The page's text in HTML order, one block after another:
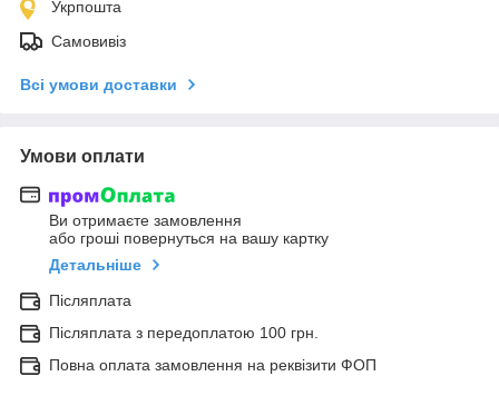
Укрпошта
Самовивіз
Всі умови доставки
Умови оплати
Ви отримаєте замовлення
або гроші повернуться на вашу картку
Детальніше
Післяплата
Післяплата з передоплатою 100 грн.
Повна оплата замовлення на реквізити ФОП